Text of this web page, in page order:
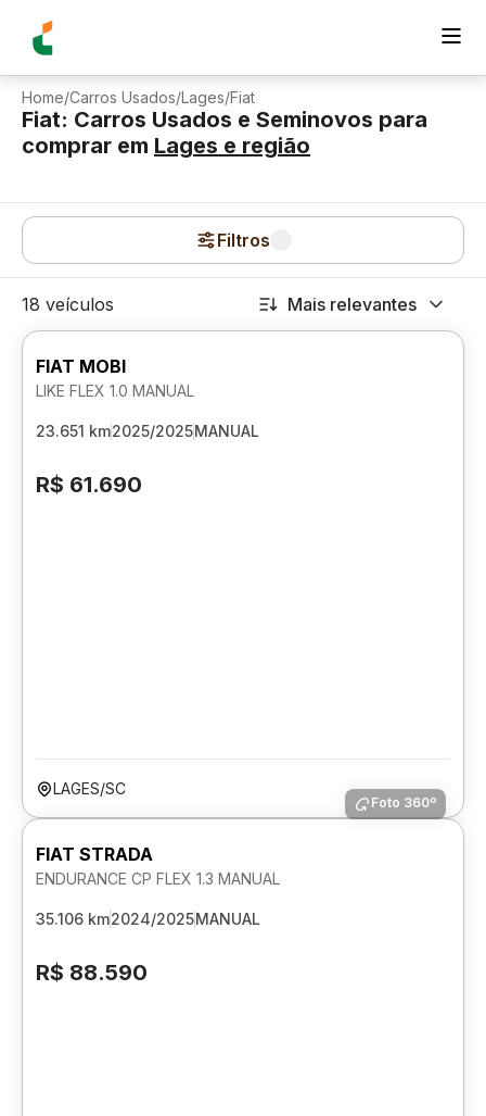
Home/Carros Usados/Lages/Fiat
Fiat: Carros Usados e Seminovos para
comprar em Lages e região
Filtros
18 veículos Mais relevantes
FIAT MOBI
LIKE FLEX 1.0 MANUAL
23.651 km2025/2025MANUAL
R$ 61.690
LAGES/SC
Foto 360º
FIAT STRADA
ENDURANCE CP FLEX 1.3 MANUAL
35.106 km2024/2025MANUAL
R$ 88.590